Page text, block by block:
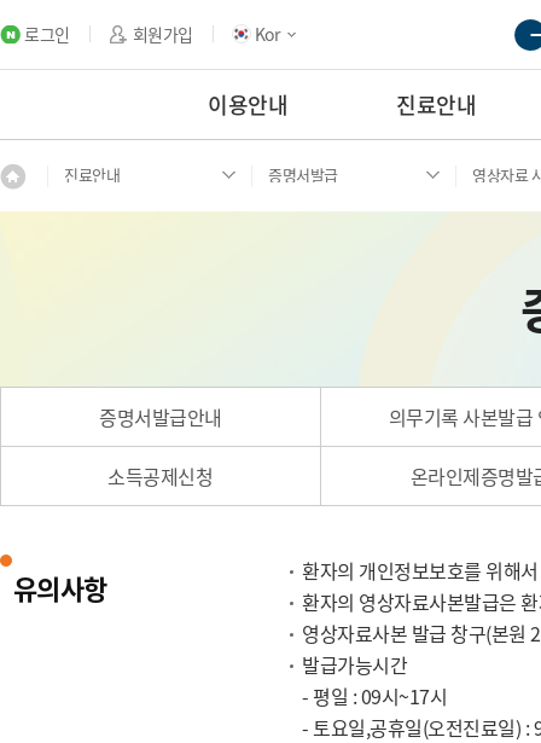
로그인 회원가입 Kor
이용안내 진료안내
진료안내 증명서발급 영상자료
증명서발급안내 의무기록 사본발급
소득공제신청 온라인제증명발
유의사항
환자의 개인정보보호를 위해
환자의 영상자료사본발급은
영상자료사본 발급 창구(본원
발급가능시간
- 평일 : 09시~17시
- 토요일,공휴일(오전진료일) :